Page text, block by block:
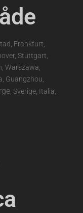
Frankfurt,
Stuttgart,
Warszawa,
Guangzhou,
, Sverige, Italia,